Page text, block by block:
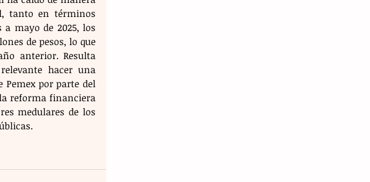
tanto en términos
mayo de 2025, los
de pesos, lo que
anterior. Resulta
hacer una
Pemex por parte del
reforma financiera
medulares de los